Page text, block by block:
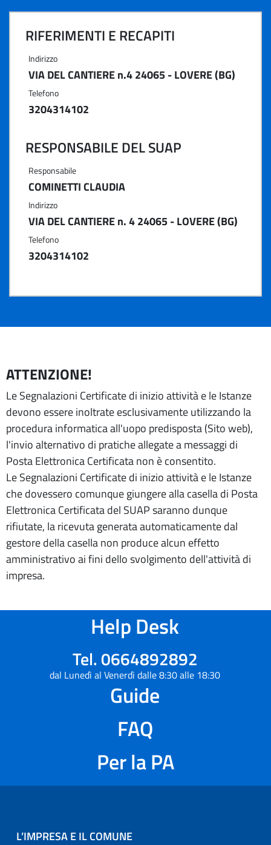
RIFERIMENTI E RECAPITI
Indirizzo
VIA DEL CANTIERE n.4 24065 - LOVERE (BG)
Telefono
3204314102
RESPONSABILE DEL SUAP
Responsabile
COMINETTI CLAUDIA
Indirizzo
VIA DEL CANTIERE n. 4 24065 - LOVERE (BG)
Telefono
3204314102
ATTENZIONE!
Le Segnalazioni Certificate di inizio attività e le Istanze
devono essere inoltrate esclusivamente utilizzando la
procedura informatica all'uopo predisposta (Sito web),
l'invio alternativo di pratiche allegate a messaggi di
Posta Elettronica Certificata non è consentito.
Le Segnalazioni Certificate di inizio attività e le Istanze
che dovessero comunque giungere alla casella di Posta
Elettronica Certificata del SUAP saranno dunque
rifiutate, la ricevuta generata automaticamente dal
gestore della casella non produce alcun effetto
amministrativo ai fini dello svolgimento dell'attività di
impresa.
Help Desk
Tel. 0664892892
dal Lunedì al Venerdì dalle 8:30 alle 18:30
Guide
FAQ
Per la PA
L’IMPRESA E IL COMUNE